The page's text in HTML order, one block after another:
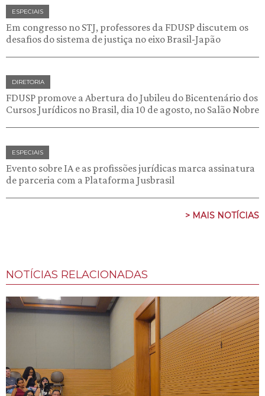
ESPECIAIS
Em congresso no STJ, professores da FDUSP discutem os
desafios do sistema de justiça no eixo Brasil-Japão
DIRETORIA
FDUSP promove a Abertura do Jubileu do Bicentenário dos
Cursos Jurídicos no Brasil, dia 10 de agosto, no Salão Nobre
ESPECIAIS
Evento sobre IA e as profissões jurídicas marca assinatura
de parceria com a Plataforma Jusbrasil
> MAIS NOTÍCIAS
NOTÍCIAS RELACIONADAS